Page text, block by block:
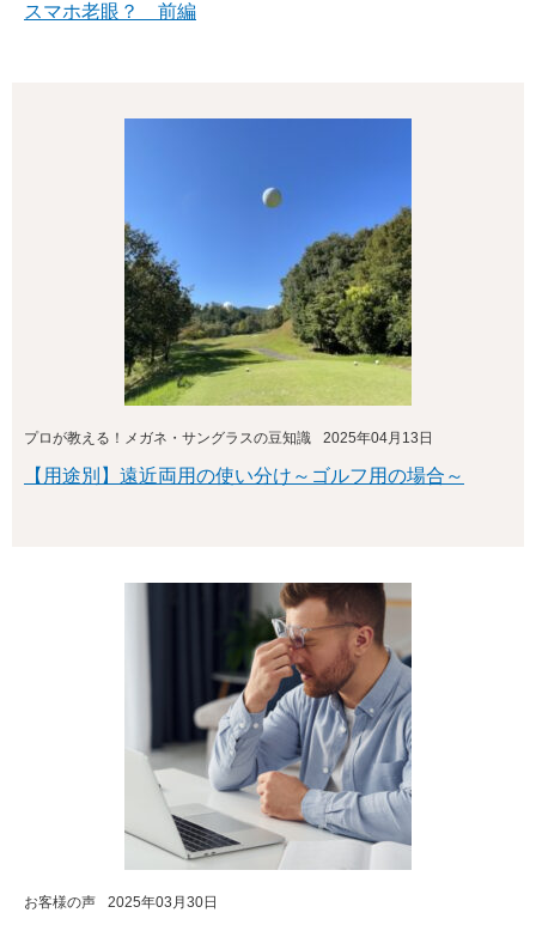
スマホ老眼？ 前編
プロが教える！メガネ・サングラスの豆知識 2025年04月13日
【用途別】遠近両用の使い分け～ゴルフ用の場合～
お客様の声 2025年03月30日